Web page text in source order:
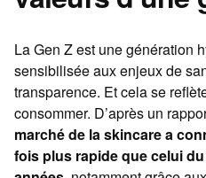
La Gen Z est une génération
sensibilisée aux enjeux de
transparence. Et cela se
consommer. D’après un
marché de la skincare a
fois plus rapide que celui